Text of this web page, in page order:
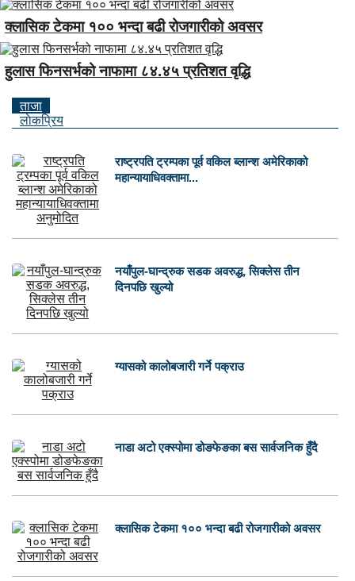
क्लासिक टेकमा १०० भन्दा बढी रोजगारीको अवसर
हुलास फिनसर्भको नाफामा ८४.४५ प्रतिशत वृद्धि
ताजा
लाेकप्रिय
राष्ट्रपति ट्रम्पका पूर्व वकिल ब्लान्श अमेरिकाको
महान्यायाधिवक्तामा...
नयाँपुल-घान्द्रुक सडक अवरुद्ध, सिक्लेस तीन
दिनपछि खुल्यो
ग्यासको कालोबजारी गर्ने पक्राउ
नाडा अटो एक्स्पोमा डोङफेङका बस सार्वजनिक हुँदै
क्लासिक टेकमा १०० भन्दा बढी रोजगारीको अवसर